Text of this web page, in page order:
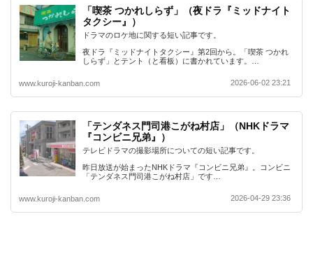
「喫茶 つかれしらず」（夜ドラ『ミッドナイト
タクシー』）
ドラマのロケ地に関する短い記事です。
夜ドラ『ミッドナイトタクシー』第2回から。「喫茶 つかれ
しらず」とテント（と看板）に書かれています。…
www.kuroji-kanban.com 2026-06-02 23:21
「テンダネス門司港こがね村店」（NHKドラマ
『コンビニ兄弟』）
テレビドラマの撮影場所についての短い記事です。
昨日放送が始まったNHKドラマ『コンビニ兄弟』。コンビニ
「テンダネス門司港こがね村店」です…
www.kuroji-kanban.com 2026-04-29 23:36